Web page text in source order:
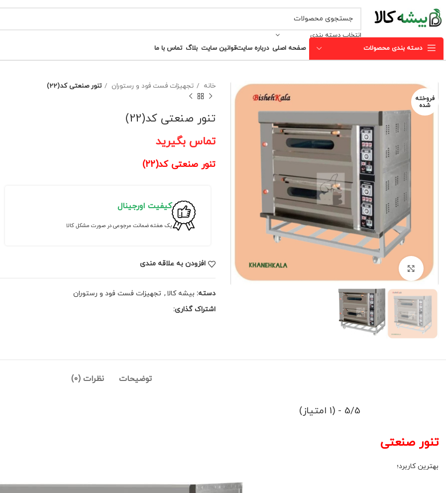
انتخاب دسته بندی
دسته بندی محصولات
صفحه اصلی درباره سایتقوانین سایت بلاگ تماس با ما
فروخته
شده
خانه تجهیزات فست فود و رستوران تنور صنعتی کد(22)
تنور صنعتی کد(22)
تماس بگیرید
تنور صنعتی کد(22)
کیفیت اورجینال
یک هفته ضمانت مرجوعی در صورت مشکل کالا
افزودن به علاقه مندی
دسته: بیشه کالا , تجهیزات فست فود و رستوران
اشتراک گذاری:
توضیحات نظرات (0)
5/5 - (1 امتیاز)
تنور صنعتی
بهترین کاربرد؛